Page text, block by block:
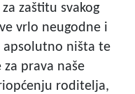
zaštitu svakog
vrlo neugodne i
apsolutno ništa te
prava naše
roditelja,